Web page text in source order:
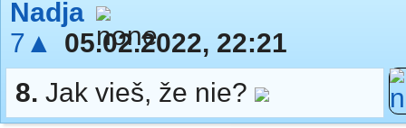
Nadja
7▲
05.02.2022, 22:21
8. Jak vieš, že nie?